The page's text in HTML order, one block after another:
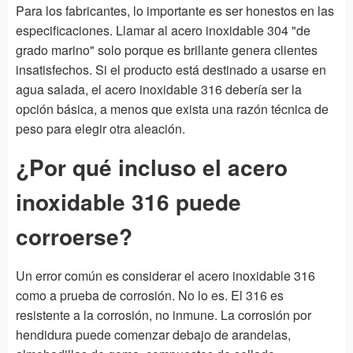
Para los fabricantes, lo importante es ser honestos en las
especificaciones. Llamar al acero inoxidable 304 "de
grado marino" solo porque es brillante genera clientes
insatisfechos. Si el producto está destinado a usarse en
agua salada, el acero inoxidable 316 debería ser la
opción básica, a menos que exista una razón técnica de
peso para elegir otra aleación.
¿Por qué incluso el acero
inoxidable 316 puede
corroerse?
Un error común es considerar el acero inoxidable 316
como a prueba de corrosión. No lo es. El 316 es
resistente a la corrosión, no inmune. La corrosión por
hendidura puede comenzar debajo de arandelas,